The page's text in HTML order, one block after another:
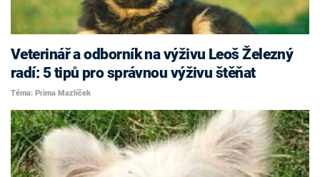
Veterinář a odborník na výživu Leoš Železný
radí: 5 tipů pro správnou výživu štěňat
Téma: Prima Mazlíček